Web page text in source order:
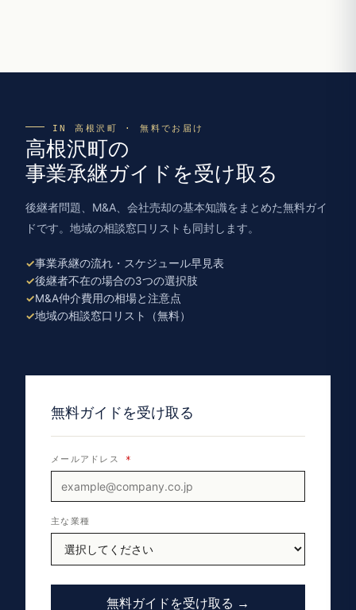
IN 高根沢町 · 無料でお届け
高根沢町の
事業承継ガイドを受け取る
後継者問題、M&A、会社売却の基本知識をまとめた無料ガイ
ドです。地域の相談窓口リストも同封します。
事業承継の流れ・スケジュール早見表
後継者不在の場合の3つの選択肢
M&A仲介費用の相場と注意点
地域の相談窓口リスト（無料）
無料ガイドを受け取る
メールアドレス *
主な業種
無料ガイドを受け取る →